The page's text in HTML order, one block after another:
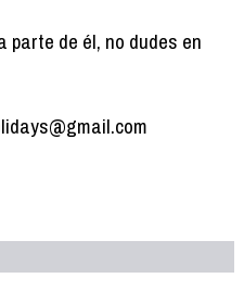
parte de él, no dudes en